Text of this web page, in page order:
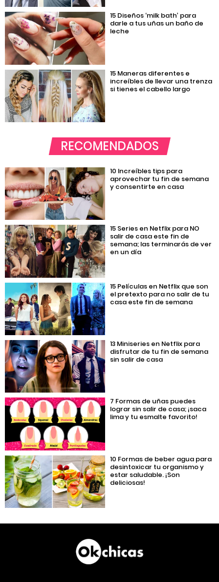
15 Diseños ‘milk bath’ para
darle a tus uñas un baño de
leche
15 Maneras diferentes e
increíbles de llevar una trenza
si tienes el cabello largo
RECOMENDADOS
10 Increíbles tips para
aprovechar tu fin de semana
y consentirte en casa
15 Series en Netflix para NO
salir de casa este fin de
semana; las terminarás de ver
en un día
15 Películas en Netflix que son
el pretexto para no salir de tu
casa este fin de semana
13 Miniseries en Netflix para
disfrutar de tu fin de semana
sin salir de casa
7 Formas de uñas puedes
lograr sin salir de casa; ¡saca
lima y tu esmalte favorito!
10 Formas de beber agua para
desintoxicar tu organismo y
estar saludable. ¡Son
deliciosas!